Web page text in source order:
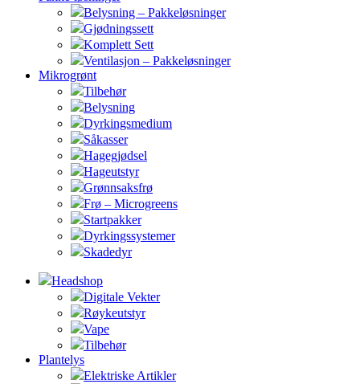
Belysning – Pakkeløsninger
Gjødningssett
Komplett Sett
Ventilasjon – Pakkeløsninger
Mikrogrønt
Tilbehør
Belysning
Dyrkingsmedium
Såkasser
Hagegjødsel
Hageutstyr
Grønnsaksfrø
Frø – Microgreens
Startpakker
Dyrkingssystemer
Skadedyr
Headshop
Digitale Vekter
Røykeutstyr
Vape
Tilbehør
Plantelys
Elektriske Artikler